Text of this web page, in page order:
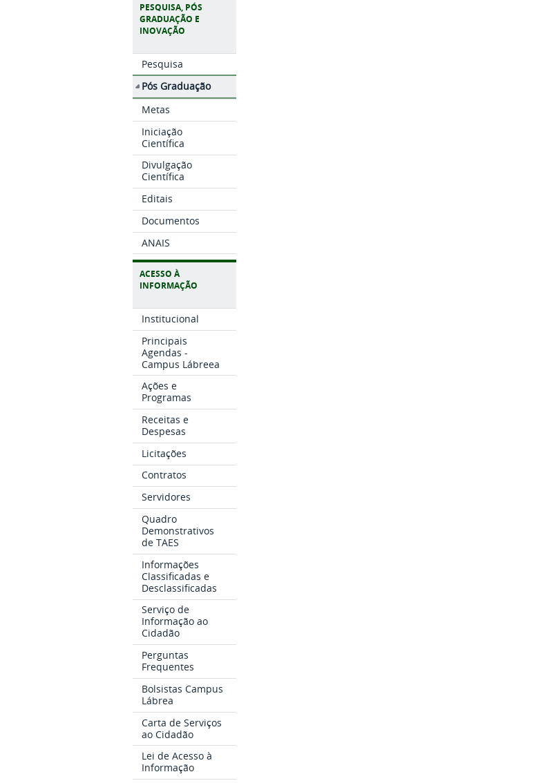
PESQUISA, PÓS
GRADUAÇÃO E
INOVAÇÃO
Pesquisa
Pós Graduação
Metas
Iniciação
Científica
Divulgação
Científica
Editais
Documentos
ANAIS
ACESSO À
INFORMAÇÃO
Institucional
Principais
Agendas -
Campus Lábreea
Ações e
Programas
Receitas e
Despesas
Licitações
Contratos
Servidores
Quadro
Demonstrativos
de TAES
Informações
Classificadas e
Desclassificadas
Serviço de
Informação ao
Cidadão
Perguntas
Frequentes
Bolsistas Campus
Lábrea
Carta de Serviços
ao Cidadão
Lei de Acesso à
Informação